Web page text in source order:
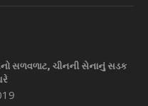
સળવળાટ, ચીનની સેનાનું સડક